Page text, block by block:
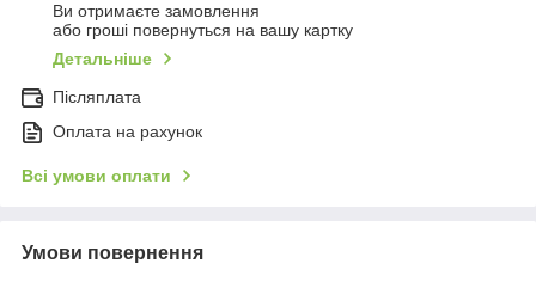
Ви отримаєте замовлення
або гроші повернуться на вашу картку
Детальніше
Післяплата
Оплата на рахунок
Всі умови оплати
Умови повернення